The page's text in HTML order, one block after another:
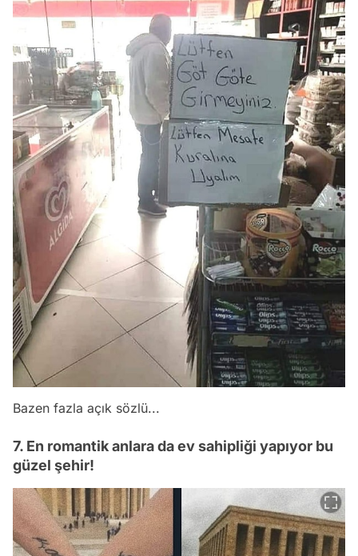
Bazen fazla açık sözlü...
7. En romantik anlara da ev sahipliği yapıyor bu
güzel şehir!